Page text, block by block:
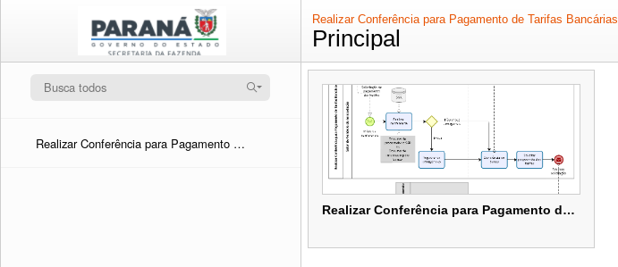
Realizar Conferência para Pagamento de Tarifas Bancárias
Principal
Realizar Conferência para Pagamento de Tarifas Bancárias
Realizar Conferência para Pagamento de Tarifas Bancárias